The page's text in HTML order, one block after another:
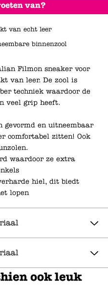
van?
van echt leer
binnenzool
Filmon sneaker voor
van leer. De zool is
techniek waardoor de
veel grip heeft.
gevormd en uitneembaar
comfortabel zitten! Ook
waardoor ze extra
hiel, dit biedt
lopen
ook leuk